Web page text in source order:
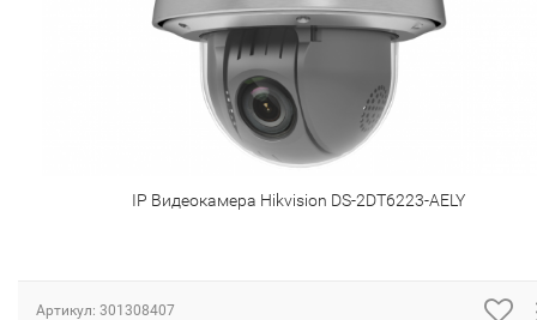
IP Видеокамера Hikvision DS-2DT6223-AELY
Артикул: 301308407